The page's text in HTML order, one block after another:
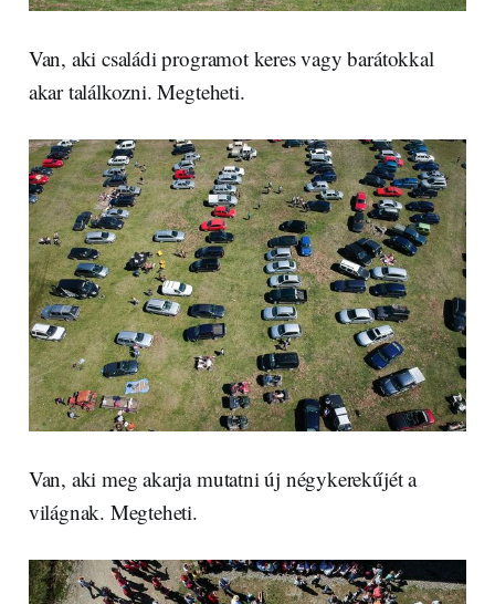
Van, aki családi programot keres vagy barátokkal
akar találkozni. Megteheti.
Van, aki meg akarja mutatni új négykerekűjét a
világnak. Megteheti.